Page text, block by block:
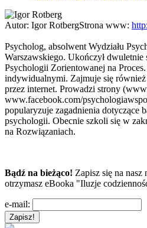
Autor: Igor RotbergStrona www:
Psycholog, absolwent Wydziału
Warszawskiego. Ukończył dwuletnie
Psychologii Zorientowanej na
indywidualnymi. Zajmuje się
przez internet. Prowadzi strony
www.facebook.com/
popularyzuje zagadnienia dotyczące
psychologii. Obecnie szkoli się w
na Rozwiązaniach.
Bądź na bieżąco! Zapisz się na
otrzymasz eBooka "Iluzje
e-mail: